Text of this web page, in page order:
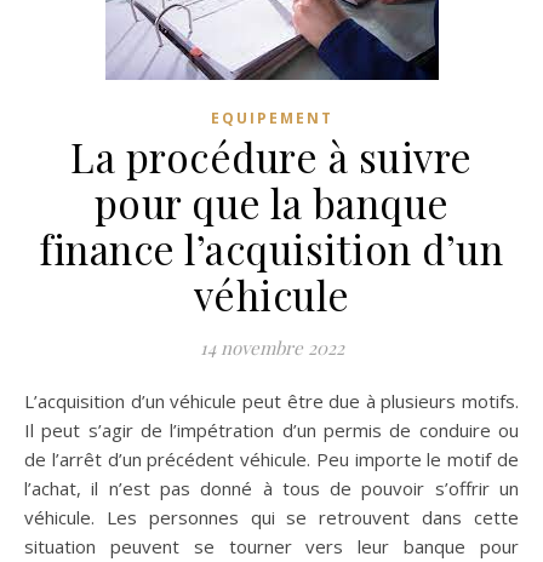
EQUIPEMENT
La procédure à suivre
pour que la banque
finance l’acquisition d’un
véhicule
14 novembre 2022
L’acquisition d’un véhicule peut être due à plusieurs motifs.
Il peut s’agir de l’impétration d’un permis de conduire ou
de l’arrêt d’un précédent véhicule. Peu importe le motif de
l’achat, il n’est pas donné à tous de pouvoir s’offrir un
véhicule. Les personnes qui se retrouvent dans cette
situation peuvent se tourner vers leur banque pour